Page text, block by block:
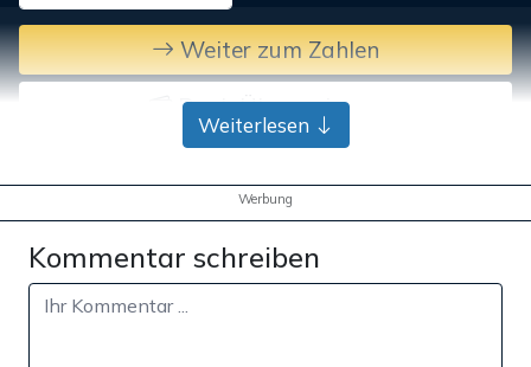
Weiter zum Zahlen
Bank-Überweisung
Weiterlesen
Werbung
Kommentar schreiben